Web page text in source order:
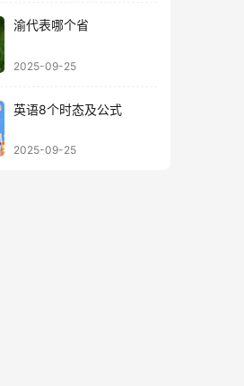
渝代表哪个省
2025-09-25
英语8个时态及公式
2025-09-25